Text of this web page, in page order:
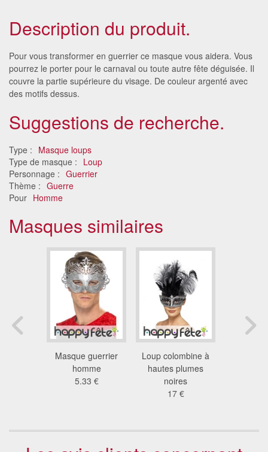
Description du produit.
Pour vous transformer en guerrier ce masque vous aidera. Vous
pourrez le porter pour le carnaval ou toute autre fête déguisée. Il
couvre la partie supérieure du visage. De couleur argenté avec
des motifs dessus.
Suggestions de recherche.
Type : Masque loups
Type de masque : Loup
Personnage : Guerrier
Thème : Guerre
Pour Homme
Masques similaires
Masque guerrier
homme
5.33 €
Loup colombine à
hautes plumes
noires
17 €